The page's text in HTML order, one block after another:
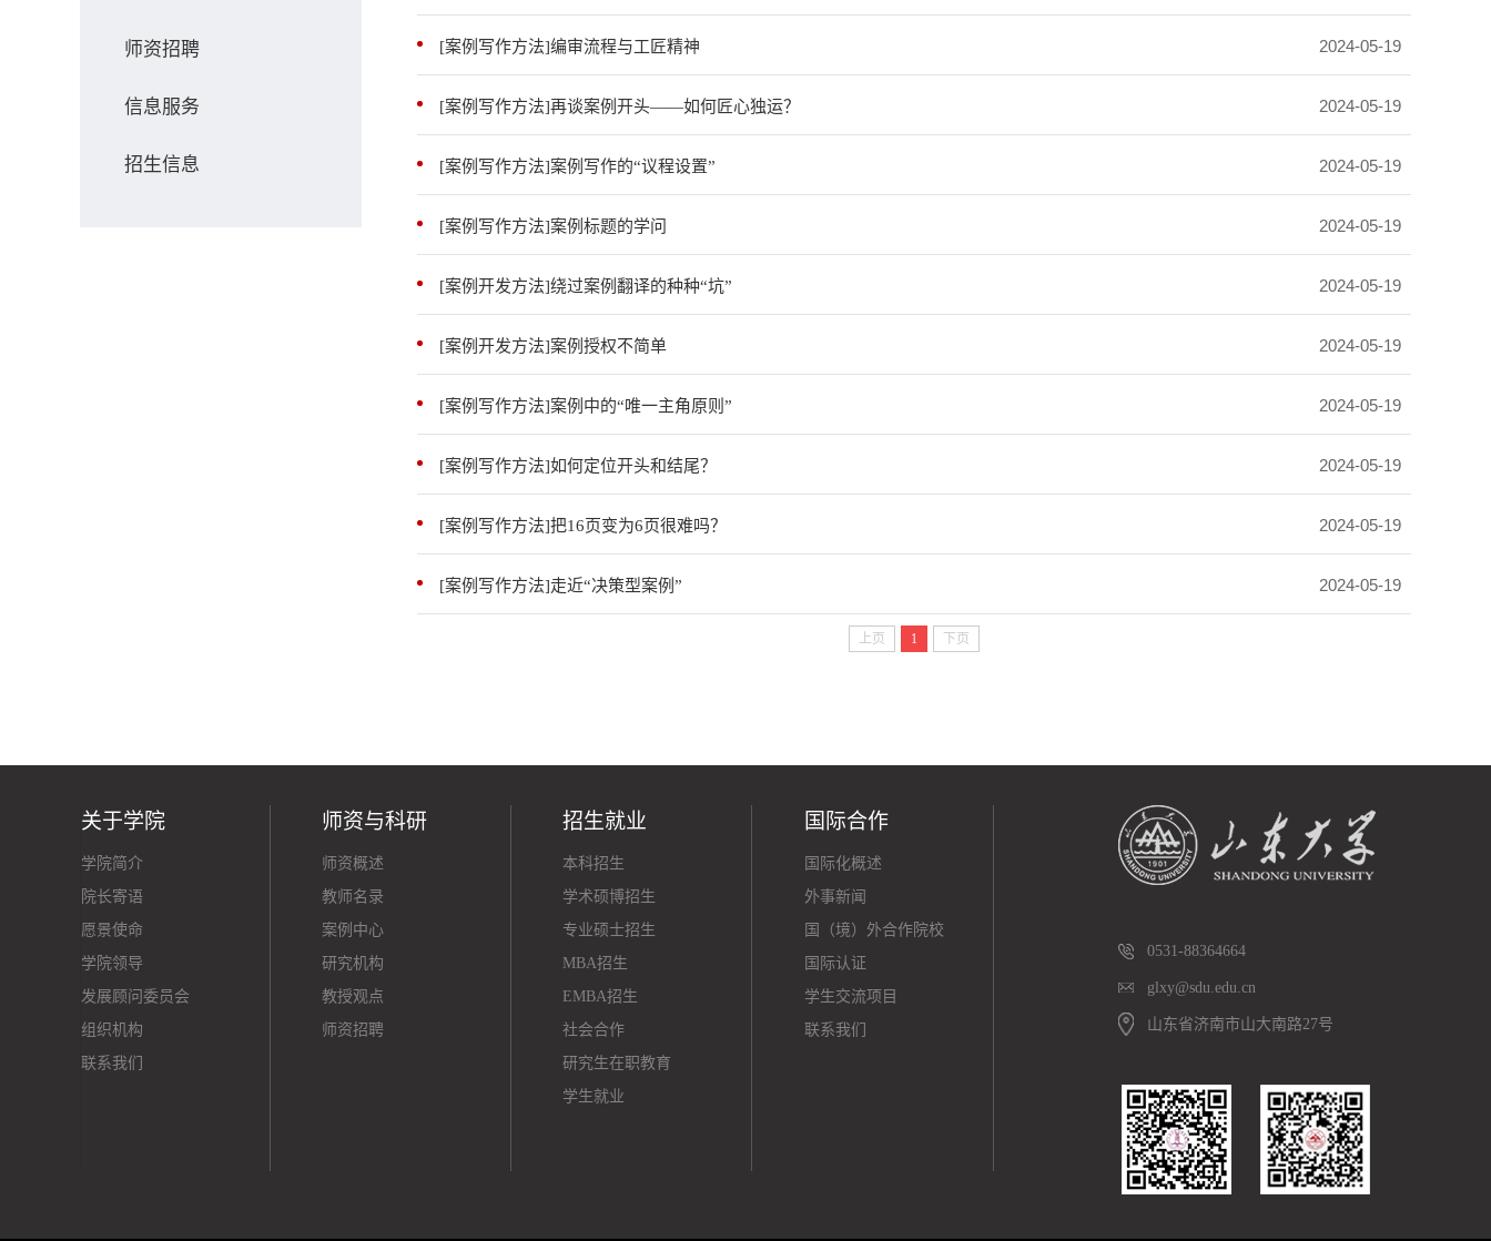
师资招聘
信息服务
招生信息
[案例写作方法]编审流程与工匠精神 2024-05-19
[案例写作方法]再谈案例开头——如何匠心独运？ 2024-05-19
[案例写作方法]案例写作的“议程设置” 2024-05-19
[案例写作方法]案例标题的学问 2024-05-19
[案例开发方法]绕过案例翻译的种种“坑” 2024-05-19
[案例开发方法]案例授权不简单 2024-05-19
[案例写作方法]案例中的“唯一主角原则” 2024-05-19
[案例写作方法]如何定位开头和结尾？ 2024-05-19
[案例写作方法]把16页变为6页很难吗？ 2024-05-19
[案例写作方法]走近“决策型案例” 2024-05-19
上页 1 下页
关于学院
学院简介
院长寄语
愿景使命
学院领导
发展顾问委员会
组织机构
联系我们
师资与科研
师资概述
教师名录
案例中心
研究机构
教授观点
师资招聘
招生就业
本科招生
学术硕博招生
专业硕士招生
MBA招生
EMBA招生
社会合作
研究生在职教育
学生就业
国际合作
国际化概述
外事新闻
国（境）外合作院校
国际认证
学生交流项目
联系我们
0531-88364664
glxy@sdu.edu.cn
山东省济南市山大南路27号